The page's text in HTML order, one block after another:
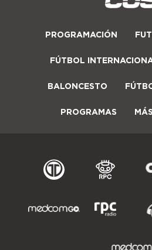
PROGRAMACIÓN
FÚTBOL
BALONCESTO
PROGRAMAS